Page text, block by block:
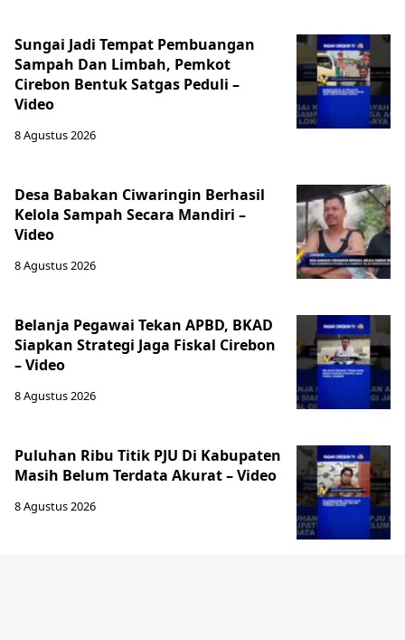
Sungai Jadi Tempat Pembuangan
Sampah Dan Limbah, Pemkot
Cirebon Bentuk Satgas Peduli –
Video
8 Agustus 2026
Desa Babakan Ciwaringin Berhasil
Kelola Sampah Secara Mandiri –
Video
8 Agustus 2026
‎Belanja Pegawai Tekan APBD, BKAD
Siapkan Strategi Jaga Fiskal Cirebon
– Video
8 Agustus 2026
‎Puluhan Ribu Titik PJU Di Kabupaten
Masih Belum Terdata Akurat – Video
8 Agustus 2026